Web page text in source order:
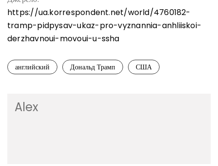
https://ua.korrespondent.net/world/4760182-
tramp-pidpysav-ukaz-pro-vyznannia-anhliiskoi-
derzhavnoui-movoui-u-ssha
английский Дональд Трамп США
Alex